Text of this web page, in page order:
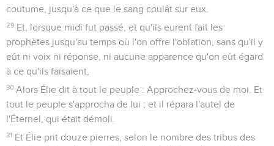
coutume, jusqu'à ce que le sang coulât sur eux.
29 Et, lorsque midi fut passé, et qu'ils eurent fait les
prophètes jusqu'au temps où l'on offre l'oblation, sans qu'il y
eût ni voix ni réponse, ni aucune apparence qu'on eût égard
à ce qu'ils faisaient,
30 Alors Élie dit à tout le peuple : Approchez-vous de moi. Et
tout le peuple s'approcha de lui ; et il répara l'autel de
l'Éternel, qui était démoli.
31 Et Élie prit douze pierres, selon le nombre des tribus des